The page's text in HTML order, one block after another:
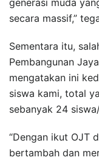
secara massif,”
Sementara itu,
Pembangunan
mengatakan ini
siswa kami, total
sebanyak 24
“Dengan ikut OJT
bertambah dan